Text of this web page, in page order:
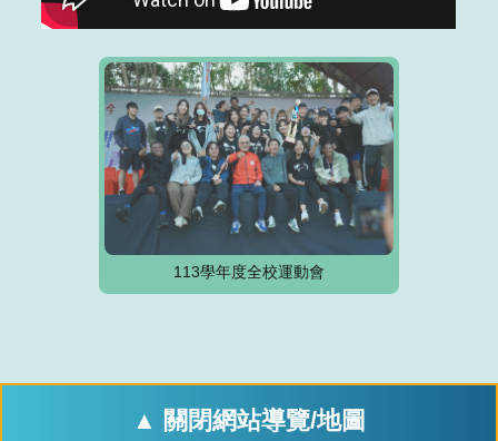
113學年度全校運動會
▲ 關閉網站導覽/地圖